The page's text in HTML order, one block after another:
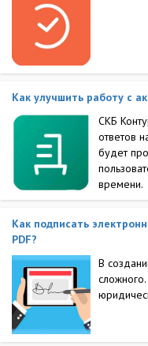
Как улучшить работу с
СКБ
ответов
будет
времени.
Как подписать
PDF?
В